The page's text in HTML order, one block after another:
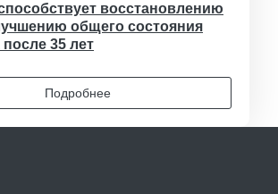
восстановлению
общего состояния
35 лет
Подробнее